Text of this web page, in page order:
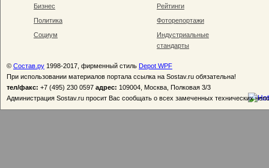
Бизнес
Политика
Социум
Рейтинги
Фоторепортажи
Индустриальные
стандарты
© Состав.ру 1998-2017, фирменный стиль Depot WPF
При использовании материалов портала ссылка на Sostav.ru обязательна!
тел/факс: +7 (495) 230 0597 адрес: 109004, Москва, Полковая 3/3
Администрация Sostav.ru просит Вас сообщать о всех замеченных технических